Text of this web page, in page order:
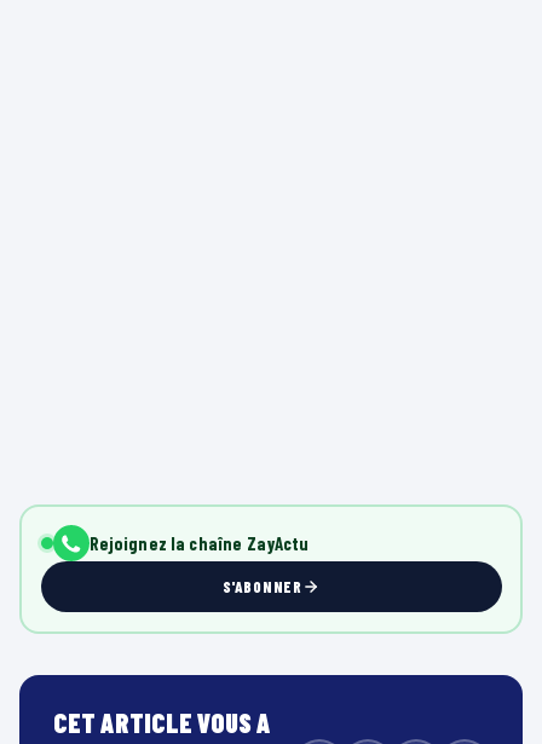
Rejoignez la chaîne ZayActu
S'ABONNER
CET ARTICLE VOUS A